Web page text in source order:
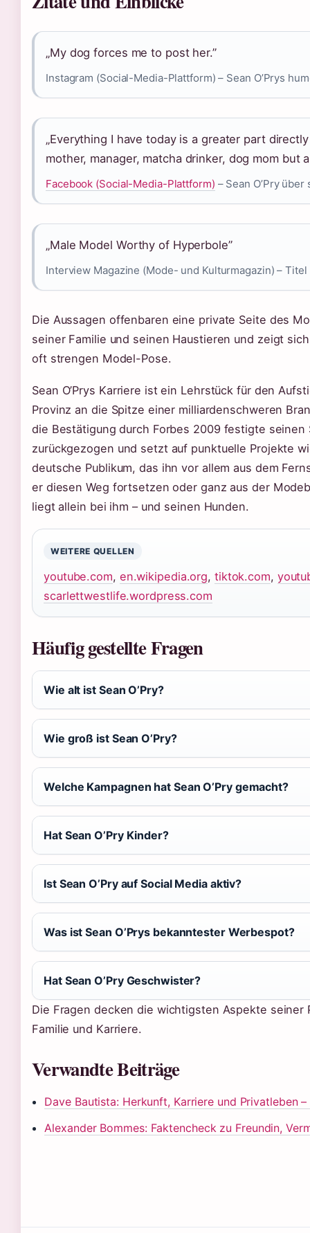
„My dog forces me to post her.”
Instagram (Social-Media-Plattform) – Sean O’Prys
„Everything I have today is a greater part
mother, manager, matcha drinker, dog mom but
Facebook (Social-Media-Plattform) – Sean O’Pry
„Male Model Worthy of Hyperbole”
Interview Magazine (Mode- und Kulturmagazin) –
Die Aussagen offenbaren eine private Seite des
seiner Familie und seinen Haustieren und zeigt
oft strengen Model-Pose.
Sean O’Prys Karriere ist ein Lehrstück für den
Provinz an die Spitze einer milliardenschweren
die Bestätigung durch Forbes 2009 festigte
zurückgezogen und setzt auf punktuelle Projekte
deutsche Publikum, das ihn vor allem aus dem
er diesen Weg fortsetzen oder ganz aus der
liegt allein bei ihm – und seinen Hunden.
WEITERE QUELLEN
youtube.com, en.wikipedia.org, tiktok.com,
scarlettwestlife.wordpress.com
Häufig gestellte Fragen
Wie alt ist Sean O’Pry?
Wie groß ist Sean O’Pry?
Welche Kampagnen hat Sean O’Pry gemacht?
Hat Sean O’Pry Kinder?
Ist Sean O’Pry auf Social Media aktiv?
Was ist Sean O’Prys bekanntester Werbespot?
Hat Sean O’Pry Geschwister?
Die Fragen decken die wichtigsten Aspekte seiner
Familie und Karriere.
Verwandte Beiträge
Dave Bautista: Herkunft, Karriere und Privatleben
Alexander Bommes: Faktencheck zu Freundin,